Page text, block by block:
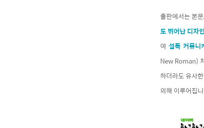
출판에서는 본
도 뛰어난 디자
여 설득 커뮤니
New Roman)
하더라도 유사
의해 이루어집